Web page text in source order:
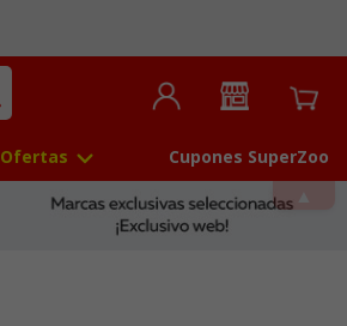
Ofertas Cupones SuperZoo